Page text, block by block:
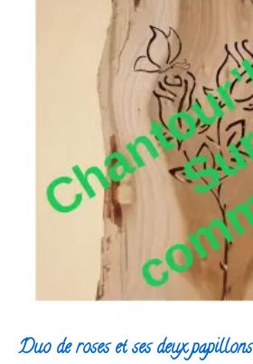
Duo de roses et ses deux papillons